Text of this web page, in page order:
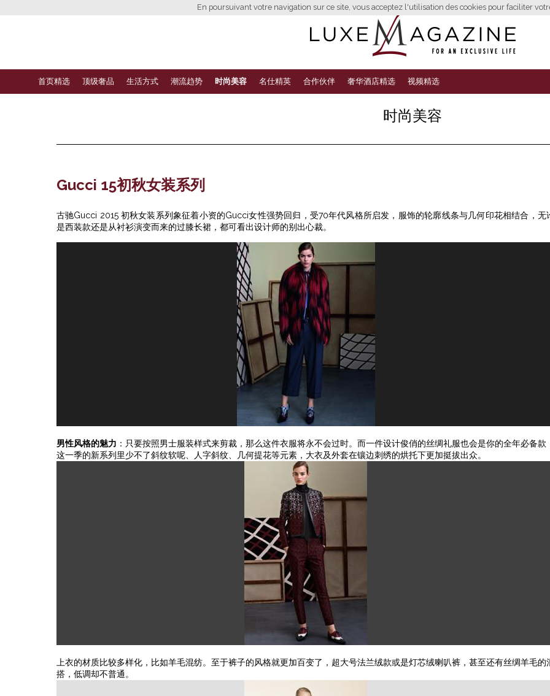
En poursuivant votre navigation sur ce site, vous acceptez l'utilisation des cookies pour faciliter
首页精选 顶级奢品 生活方式 潮流趋势 时尚美容 名仕精英 合作伙伴 奢华酒店精选 视频精选
时尚美容
Gucci 15初秋女装系列
古驰Gucci 2015 初秋女装系列象征着小资的Gucci女性强势回归，受70年代风格所启发，服饰的轮廓线条与几何印花相结合，无
是西装款还是从衬衫演变而来的过膝长裙，都可看出设计师的别出心裁。
男性风格的魅力 ：只要按照男士服装样式来剪裁，那么这件衣服将永不会过时。而一件设计俊俏的丝绸礼服也会是你的全年必备款
这一季的新系列里少不了斜纹软呢、人字斜纹、几何提花等元素，大衣及外套在镶边刺绣的烘托下更加挺拔出众。
上衣的材质比较多样化，比如羊毛混纺。至于裤子的风格就更加百变了，超大号法兰绒款或是灯芯绒喇叭裤，甚至还有丝绸羊毛的
搭，低调却不普通。